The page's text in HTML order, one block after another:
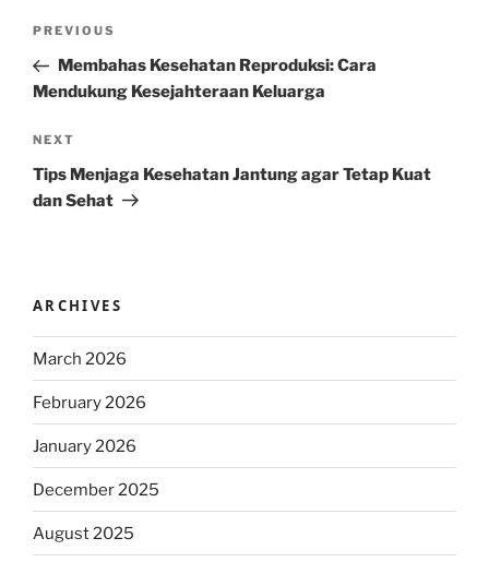
Previous
Post
PREVIOUS
Membahas Kesehatan Reproduksi: Cara
Mendukung Kesejahteraan Keluarga
Next
Post
NEXT
Tips Menjaga Kesehatan Jantung agar Tetap Kuat
dan Sehat
ARCHIVES
March 2026
February 2026
January 2026
December 2025
August 2025